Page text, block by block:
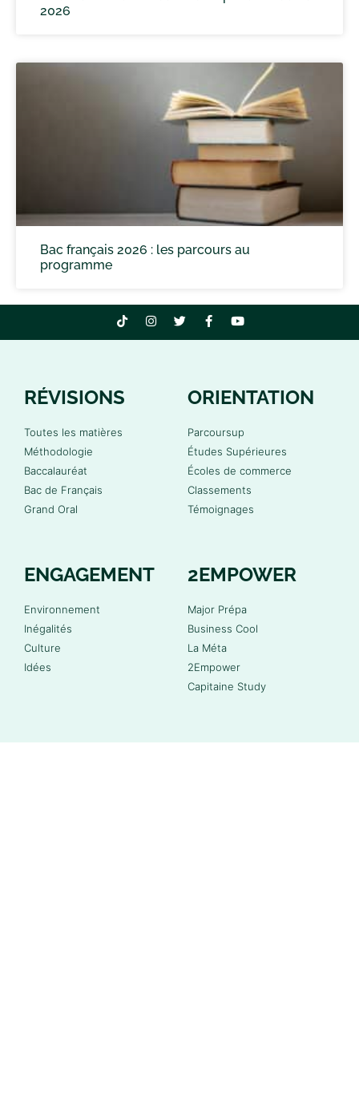
2026
Bac français 2026 : les parcours au
programme
RÉVISIONS
Toutes les matières
Méthodologie
Baccalauréat
Bac de Français
Grand Oral
ORIENTATION
Parcoursup
Études Supérieures
Écoles de commerce
Classements
Témoignages
ENGAGEMENT
Environnement
Inégalités
Culture
Idées
2EMPOWER
Major Prépa
Business Cool
La Méta
2Empower
Capitaine Study